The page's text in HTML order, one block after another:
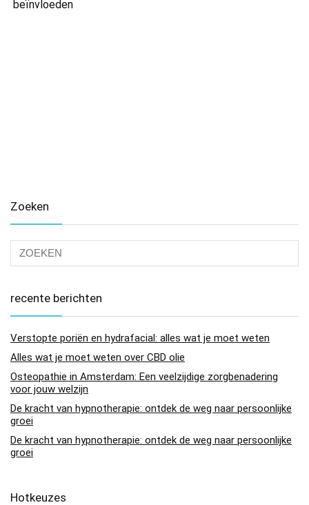
beïnvloeden
Zoeken
recente berichten
Verstopte poriën en hydrafacial: alles wat je moet weten
Alles wat je moet weten over CBD olie
Osteopathie in Amsterdam: Een veelzijdige zorgbenadering
voor jouw welzijn
De kracht van hypnotherapie: ontdek de weg naar persoonlijke
groei
De kracht van hypnotherapie: ontdek de weg naar persoonlijke
groei
Hotkeuzes